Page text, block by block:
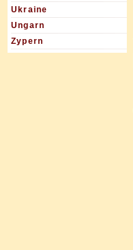
Ukraine
Ungarn
Zypern